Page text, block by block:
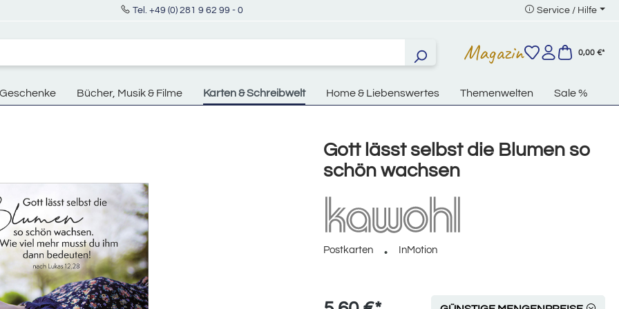
Tel. +49 (0) 281 9 62 99 - 0 Service / Hilfe
Magazin 0,00 €*
Geschenke Bücher, Musik & Filme Karten & Schreibwelt Home & Liebenswertes Themenwelten Sale %
Gott lässt selbst die Blumen so
schön wachsen
Postkarten InMotion